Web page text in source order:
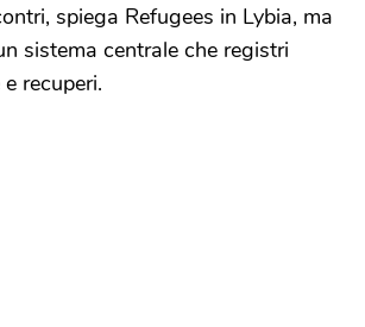
spiega Refugees in Lybia, ma
sistema centrale che registri
recuperi.